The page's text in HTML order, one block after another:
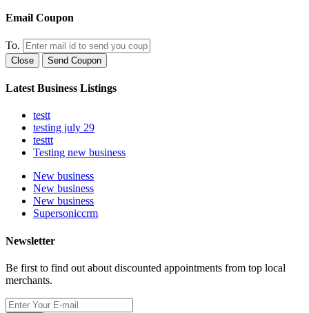
Email Coupon
To.
Close Send Coupon
Latest Business Listings
testt
testing july 29
testtt
Testing new business
New business
New business
New business
Supersoniccrm
Newsletter
Be first to find out about discounted appointments from top local
merchants.